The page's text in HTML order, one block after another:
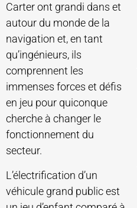
Carter ont grandi dans et
autour du monde de la
navigation et, en tant
qu’ingénieurs, ils
comprennent les
immenses forces et défis
en jeu pour quiconque
cherche à changer le
fonctionnement du
secteur.
L’électrification d’un
véhicule grand public est